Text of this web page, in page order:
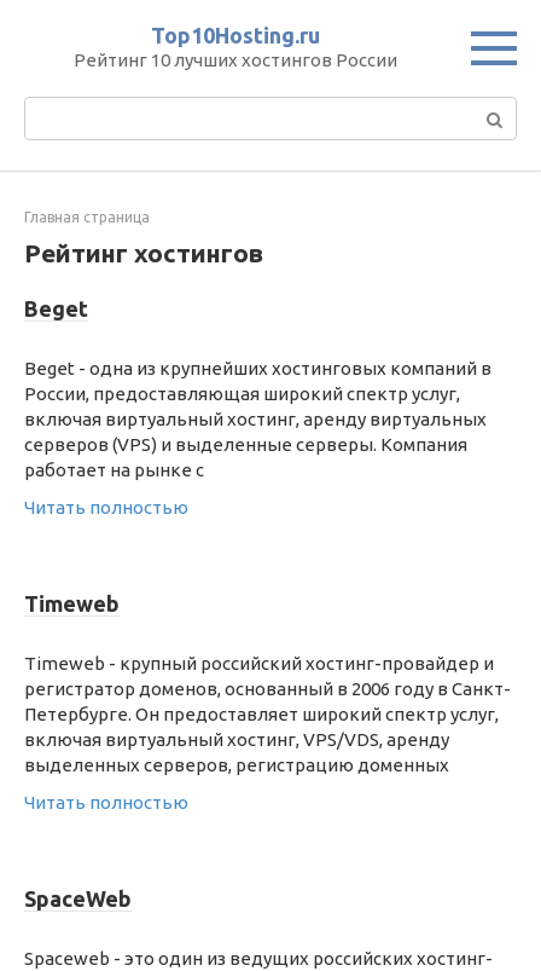
контенту
Top10Hosting.ru
Рейтинг 10 лучших хостингов России
Главная страница
Рейтинг хостингов
Beget
Beget - одна из крупнейших хостинговых компаний в
России, предоставляющая широкий спектр услуг,
включая виртуальный хостинг, аренду виртуальных
серверов (VPS) и выделенные серверы. Компания
работает на рынке с
Читать полностью
Timeweb
Timeweb - крупный российский хостинг-провайдер и
регистратор доменов, основанный в 2006 году в Санкт-
Петербурге. Он предоставляет широкий спектр услуг,
включая виртуальный хостинг, VPS/VDS, аренду
выделенных серверов, регистрацию доменных
Читать полностью
SpaceWeb
Spaceweb - это один из ведущих российских хостинг-